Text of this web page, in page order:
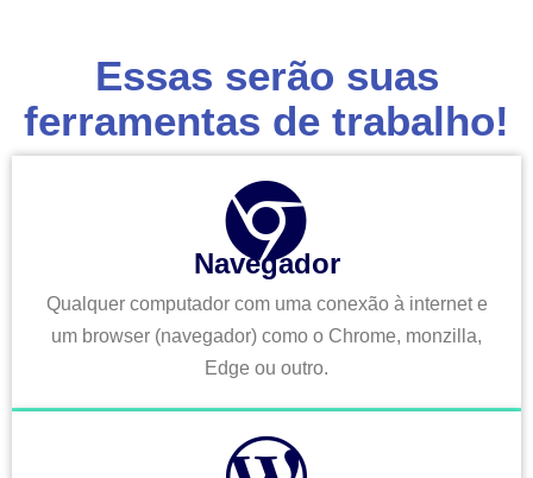
Essas serão suas
ferramentas de trabalho!
Navegador
Qualquer computador com uma conexão à internet e
um browser (navegador) como o Chrome, monzilla,
Edge ou outro.